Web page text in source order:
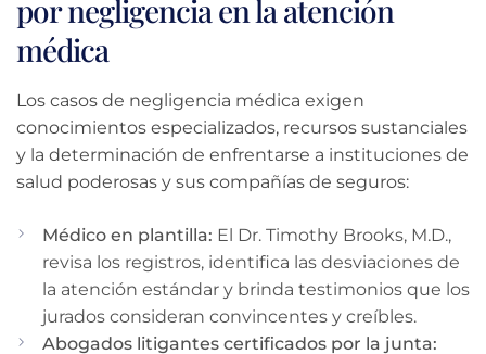
por negligencia en la atención
médica
Los casos de negligencia médica exigen
conocimientos especializados, recursos sustanciales
y la determinación de enfrentarse a instituciones de
salud poderosas y sus compañías de seguros:
Médico en plantilla: El Dr. Timothy Brooks, M.D.,
revisa los registros, identifica las desviaciones de
la atención estándar y brinda testimonios que los
jurados consideran convincentes y creíbles.
Abogados litigantes certificados por la junta: